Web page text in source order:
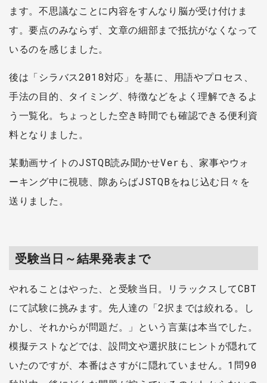
ます。不思議なことに内容をすんなり脳が受け付けま
す。要点のみならず、文章の細部まで抵抗がなくなって
いるのを感じました。
後は「シラバス2018対応」を基に、用語やプロセス、
手法の目的、タイミング、特徴などをよく理解できるよ
う一覧化。ちょっとした空き時間でも確認できる便利資
料となりました。
某動画サイトのJSTQB読み聞かせVerも、家事やウォ
ーキング中に視聴、隙あらばJSTQBをねじ込む日々を
送りました。
受験当日～結果発表まで
やれることはやった、と受験当日。リラックスしてCBT
にて試験に挑みます。先人達の「2択までは絞れる。し
かし、それからが問題だ。」という言葉は本当でした。
模擬テストなどでは、設問文や選択肢にヒントが隠れて
いたのですが、本番はさすがに隠れていません。1問90